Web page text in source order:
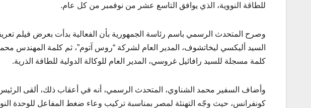
للطاقة النووية، الذي يوافق التاسع عشر من نوفمبر من كل عام.
وصرح المتحدث الرسمي باسم رئاسة الجمهورية بأن الفعالية بدأت بعرض فيلم
السيد أليكسي ليخاتشوف، المدير العام لشركة “روس آتوم”، ثم كلمة المهندس
كلمة مسجلة للسيد رافائيل غروسي، المدير العام للوكالة الدولية للطاقة الذرية.
وأضاف السفير محمد الشناوي، المتحدث الرسمي، أنه في أعقاب ذلك، ألقى الرئيس
كونفرانس، حيث وجّه التهنئة لمصر بمناسبة تركيب وعاء ضغط المفاعل للوحدة